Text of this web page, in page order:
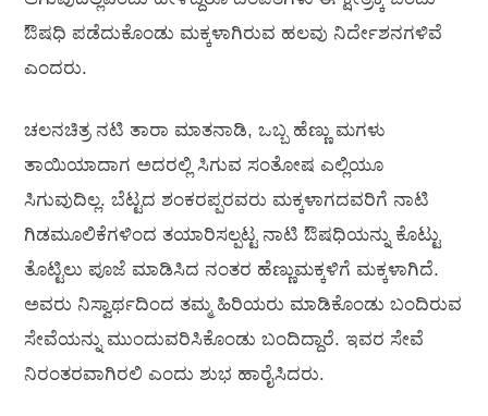
ಔಷಧಿ ಪಡೆದುಕೊಂಡು ಮಕ್ಕಳಾಗಿರುವ ಹಲವು ನಿರ್ದೇಶನಗಳಿವೆ
ಎಂದರು.
ಚಲನಚಿತ್ರ ನಟಿ ತಾರಾ ಮಾತನಾಡಿ, ಒಬ್ಬ ಹೆಣ್ಣು ಮಗಳು
ತಾಯಿಯಾದಾಗ ಅದರಲ್ಲಿ ಸಿಗುವ ಸಂತೋಷ ಎಲ್ಲಿಯೂ
ಸಿಗುವುದಿಲ್ಲ. ಬೆಟ್ಟದ ಶಂಕರಪ್ಪರವರು ಮಕ್ಕಳಾಗದವರಿಗೆ ನಾಟಿ
ಗಿಡಮೂಲಿಕೆಗಳಿಂದ ತಯಾರಿಸಲ್ಪಟ್ಟ ನಾಟಿ ಔಷಧಿಯನ್ನು ಕೊಟ್ಟು
ತೊಟ್ಟಿಲು ಪೂಜೆ ಮಾಡಿಸಿದ ನಂತರ ಹೆಣ್ಣುಮಕ್ಕಳಿಗೆ ಮಕ್ಕಳಾಗಿದೆ.
ಅವರು ನಿಸ್ವಾರ್ಥದಿಂದ ತಮ್ಮ ಹಿರಿಯರು ಮಾಡಿಕೊಂಡು ಬಂದಿರುವ
ಸೇವೆಯನ್ನು ಮುಂದುವರಿಸಿಕೊಂಡು ಬಂದಿದ್ದಾರೆ. ಇವರ ಸೇವೆ
ನಿರಂತರವಾಗಿರಲಿ ಎಂದು ಶುಭ ಹಾರೈಸಿದರು.